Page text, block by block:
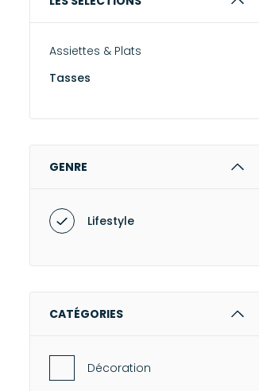
Assiettes & Plats
Tasses
GENRE
Lifestyle
CATÉGORIES
Décoration